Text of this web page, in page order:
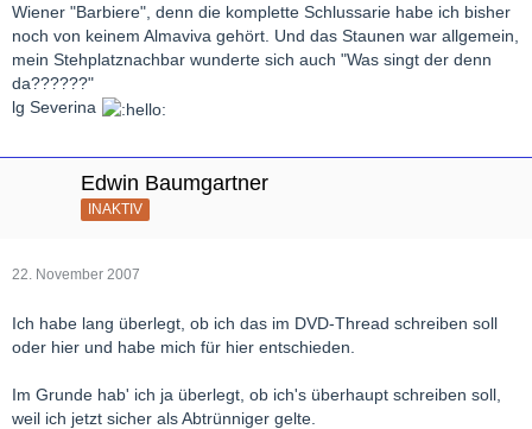
Wiener "Barbiere", denn die komplette Schlussarie habe ich bisher
noch von keinem Almaviva gehört. Und das Staunen war allgemein,
mein Stehplatznachbar wunderte sich auch "Was singt der denn
da??????"
lg Severina
Edwin Baumgartner
INAKTIV
22. November 2007
Ich habe lang überlegt, ob ich das im DVD-Thread schreiben soll
oder hier und habe mich für hier entschieden.
Im Grunde hab' ich ja überlegt, ob ich's überhaupt schreiben soll,
weil ich jetzt sicher als Abtrünniger gelte.